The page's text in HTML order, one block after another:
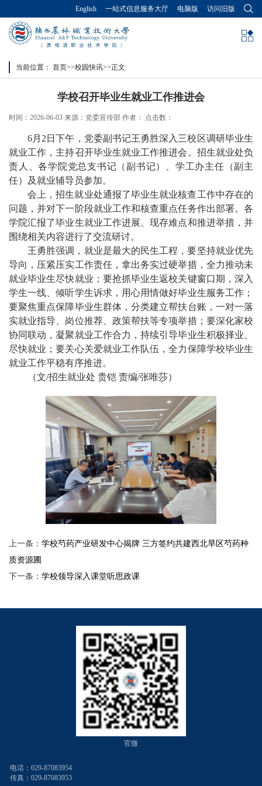
English 一站式信息服务大厅 电脑版 访问旧版
当前位置： 首页>>校园快讯>>正文
学校召开毕业生就业工作推进会
时间：2026-06-03 来源：党委宣传部 作者： 点击数：
6月2日下午，党委副书记王勇胜深入三校区调研毕业生
就业工作，主持召开毕业生就业工作推进会。招生就业处负
责人、各学院党总支书记（副书记）、学工办主任（副主
任）及就业辅导员参加。
会上，招生就业处通报了毕业生就业核查工作中存在的
问题，并对下一阶段就业工作和核查重点任务作出部署。各
学院汇报了毕业生就业工作进展、现存难点和推进举措，并
围绕相关内容进行了交流研讨。
王勇胜强调，就业是最大的民生工程，要坚持就业优先
导向，压紧压实工作责任，拿出务实过硬举措，全力推动未
就业毕业生尽快就业；要抢抓毕业生返校关键窗口期，深入
学生一线、倾听学生诉求，用心用情做好毕业生服务工作；
要聚焦重点保障毕业生群体，分类建立帮扶台账，一对一落
实就业指导、岗位推荐、政策帮扶等专项举措；要深化家校
协同联动，凝聚就业工作合力，持续引导毕业生积极择业、
尽快就业；要关心关爱就业工作队伍，全力保障学校毕业生
就业工作平稳有序推进。
（文/招生就业处 贵铠 责编/张唯莎）
上一条： 学校芍药产业研发中心揭牌 三方签约共建西北旱区芍药种
质资源圃
下一条： 学校领导深入课堂听思政课
官微
电话：029-87083954
传真：029-87083953